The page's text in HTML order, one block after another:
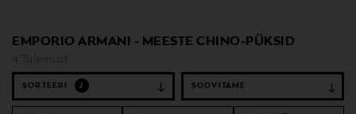
EMPORIO ARMANI - MEESTE CHINO-PÜKSID
4 Tulemust
SORTEERI 2